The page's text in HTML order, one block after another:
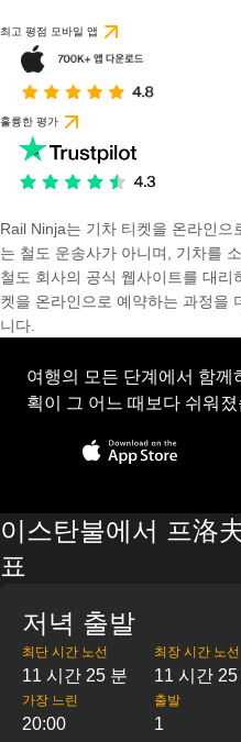
최고 평점 모바일 앱
훌륭한 평가
Rail Ninja는 기차 티켓을 온라인
는 철도 운송사가 아니며, 기차를
철도 회사의 공식 웹사이트를 대
켓을 온라인으로 예약하는 과정을
니다.
여행의 모든 단계에서 함
획이 그 어느 때보다 쉬워
이스탄불에서 프洛
표
저녁 출발
최단 시간 노선
11 시간 25 분
최장 시간 노선
11 시간 25
가장 느린
20:00
출발
1